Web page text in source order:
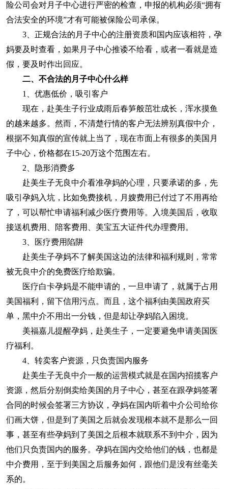
险公司会对月子中心进行严密的检查，申报的机构必须“拥有
合法安全的环境”才有可能被保险公司承保。
3、正规合法的月子中心的注册资质和国内应该相符，孕
妈要及时查看，如果月子中心推诿不给看，或者一看就是造
假，要及时作出回应。
二、不合法的月子中心什么样
1、优惠低价，吸引客户
现在，赴美生子行业成雨后春笋般茁壮成长，浑水摸鱼
的越来越多。然而，不清楚行情的客户无法辨别真假中介，
根据不知真假的宣传就上当了，现在市面上有很多的美国月
子中心，价格都在15-20万这个范围左右。
2、隐形消费多
赴美生子无良中介看准孕妈的心理，只要承诺的多，先
吸引孕妈入坑，比如免费接机，月嫂费用已付过了不用再给
了，可以帮忙申请福利减少医疗费用等。入境美国后，收取
接送机费用、陪客费用、美宝五大证件代办理费用。
3、医疗费用陷阱
赴美生子孕妈不了解美国这边的法律和福利规则，常常
被无良中介的免费医疗给欺骗。
医疗白卡孕妈是不能申请的，一旦申请了，就属于占用
美国福利，留下信用污点。而且，这个福利由美国政府买
单，黑中介不用出一分钱，但是却让孕妈陷入困境。
美福嘉儿提醒孕妈，赴美生子，一定要避免申请美国医
疗福利。
4、转卖客户资源，只负责国内服务
赴美生子无良中介一般的运营模式就是在国内招揽客户
资源，然后分别倒卖给美国的月子中心，甚至在跟孕妈签署
合同的时候会签署三方协议，孕妈在国内听着中介公司给你
们画大饼，但是到了美国之后就会发现根本就不是那么一回
事，甚至有些孕妈到了美国之后根本就联系不到中介，因为
他们只负责国内的服务。孕妈在国内交给他们的钱，也都是
中介费用，至于到美国之后服务如何，跟他们是没有丝毫关
系的。